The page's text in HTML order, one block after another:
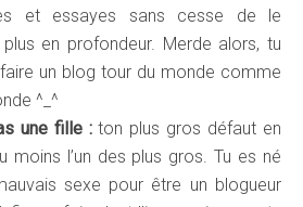
et essayes sans cesse de le
en profondeur. Merde alors, tu
un blog tour du monde comme
^_^
une fille :ton plus gros défaut en
moins l’un des plus gros. Tu es né
sexe pour être un blogueur